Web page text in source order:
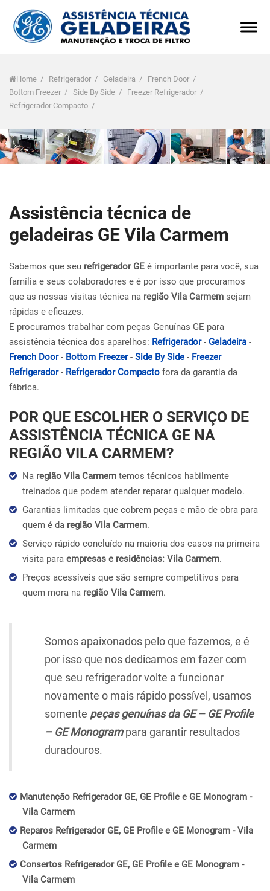
Home / Refrigerador / Geladeira / French Door /
Bottom Freezer / Side By Side / Freezer Refrigerador /
Refrigerador Compacto /
Assistência técnica de
geladeiras GE Vila Carmem
Sabemos que seu refrigerador GE é importante para você, sua
família e seus colaboradores e é por isso que procuramos
que as nossas visitas técnica na região Vila Carmem sejam
rápidas e eficazes.
E procuramos trabalhar com peças Genuínas GE para
assistência técnica dos aparelhos: Refrigerador- Geladeira -
French Door- Bottom Freezer- Side By Side - Freezer
Refrigerador- Refrigerador Compacto fora da garantia da
fábrica.
POR QUE ESCOLHER O SERVIÇO DE
ASSISTÊNCIA TÉCNICA GE NA
REGIÃO VILA CARMEM?
Na região Vila Carmem temos técnicos habilmente
treinados que podem atender reparar qualquer modelo.
Garantias limitadas que cobrem peças e mão de obra para
quem é da região Vila Carmem.
Serviço rápido concluído na maioria dos casos na primeira
visita para empresas e residências: Vila Carmem.
Preços acessíveis que são sempre competitivos para
quem mora na região Vila Carmem.
Somos apaixonados pelo que fazemos, e é
por isso que nos dedicamos em fazer com
que seu refrigerador volte a funcionar
novamente o mais rápido possível, usamos
somente peças genuínas da GE – GE Profile
– GE Monogrampara garantir resultados
duradouros.
Manutenção Refrigerador GE, GE Profile e GE Monogram -
Vila Carmem
Reparos Refrigerador GE, GE Profile e GE Monogram - Vila
Carmem
Consertos Refrigerador GE, GE Profile e GE Monogram -
Vila Carmem